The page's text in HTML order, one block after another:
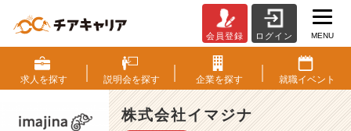
ー
か
ん
ち
ゃ
会員登録 ログイン MENU
求人を探す 説明会を探す 企業を探す 就職イベント
株式会社イマジナ